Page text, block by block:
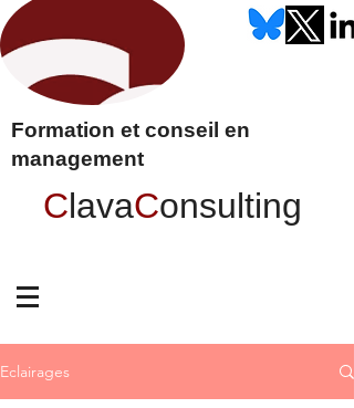
Formation et conseil en
management
ClavaConsulting
Eclairages